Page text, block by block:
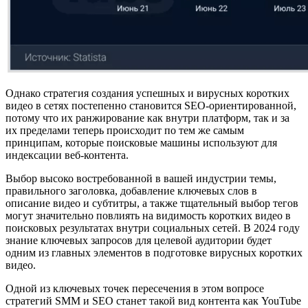
Однако стратегия создания успешных и вирусных коротких
видео в сетях постепенно становится SEO-ориентированной,
потому что их ранжирование как внутри платформ, так и за
их пределами теперь происходит по тем же самым
принципам, которые поисковые машины используют для
индексации веб-контента.
Выбор высоко востребованной в вашей индустрии темы,
правильного заголовка, добавление ключевых слов в
описание видео и субтитры, а также тщательный выбор тегов
могут значительно повлиять на видимость коротких видео в
поисковых результатах внутри социальных сетей. В 2024 году
знание ключевых запросов для целевой аудитории будет
одним из главных элементов в подготовке вирусных коротких
видео.
Одной из ключевых точек пересечения в этом вопросе
стратегий SMM и SEO станет такой вид контента как YouTube